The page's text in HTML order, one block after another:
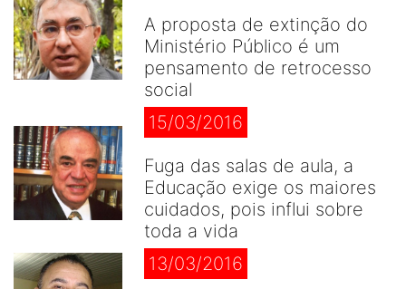
A proposta de extinção do
Ministério Público é um
pensamento de retrocesso
social
15/03/2016
Fuga das salas de aula, a
Educação exige os maiores
cuidados, pois influi sobre
toda a vida
13/03/2016